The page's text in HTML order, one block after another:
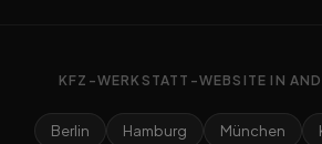
KFZ-WERKSTATT-WEBSITE IN
Berlin Hamburg München